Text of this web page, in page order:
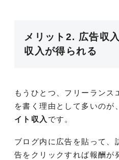
メリット2. 広告収
収入が得られる
もうひとつ、フリーランス
を書く理由として多いのが、
イト収入 です。
ブログ内に広告を貼って、
告をクリックすれば報酬が